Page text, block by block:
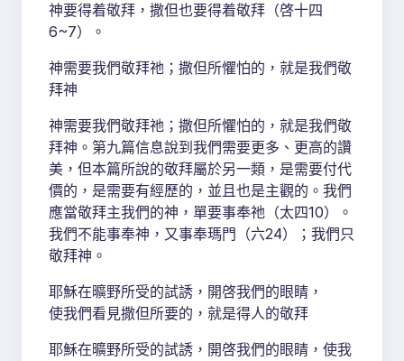
神要得着敬拜，撒但也要得着敬拜（啓十四
6~7）。
神需要我們敬拜祂；撒但所懼怕的，就是我們敬
拜神
神需要我們敬拜祂；撒但所懼怕的，就是我們敬
拜神。第九篇信息說到我們需要更多、更高的讚
美，但本篇所說的敬拜屬於另一類，是需要付代
價的，是需要有經歷的，並且也是主觀的。我們
應當敬拜主我們的神，單要事奉祂（太四10）。
我們不能事奉神，又事奉瑪門（六24）；我們只
敬拜神。
耶穌在曠野所受的試誘，開啓我們的眼睛，
使我們看見撒但所要的，就是得人的敬拜
耶穌在曠野所受的試誘，開啓我們的眼睛，使我